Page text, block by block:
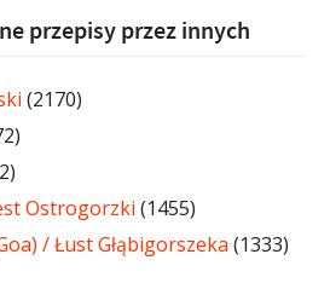
przepisy przez innych
(2170)
Ostrogorzki (1455)
/ Łust Głąbigorszeka (1333)